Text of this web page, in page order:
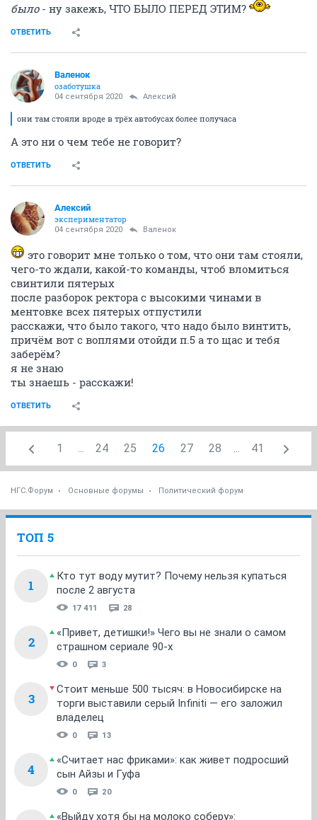
было- ну закежь, ЧТО БЫЛО ПЕРЕД ЭТИМ?
ОТВЕТИТЬ
Валенок
озаботушка
04 сентября 2020 Алексий
они там стояли вроде в трёх автобусах более получаса
А это ни о чем тебе не говорит?
ОТВЕТИТЬ
Алексий
экспериментатор
04 сентября 2020 Валенок
это говорит мне только о том, что они там стояли,
чего-то ждали, какой-то команды, чтоб вломиться
свинтили пятерых
после разборок ректора с высокими чинами в
ментовке всех пятерых отпустили
расскажи, что было такого, что надо было винтить,
причём вот с воплями отойди п.5 а то щас и тебя
заберём?
я не знаю
ты знаешь - расскажи!
ОТВЕТИТЬ
1 ... 24 25 26 27 28 ... 41
НГС.Форум Основные форумы Политический форум
ТОП 5
1
Кто тут воду мутит? Почему нельзя купаться
после 2 августа
17 411 28
2
«Привет, детишки!» Чего вы не знали о самом
страшном сериале 90-х
0 3
3
Стоит меньше 500 тысяч: в Новосибирске на
торги выставили серый Infiniti — его заложил
владелец
0 13
4
«Считает нас фриками»: как живет подросший
сын Айзы и Гуфа
0 20
«Выйду хотя бы на молоко соберу»: